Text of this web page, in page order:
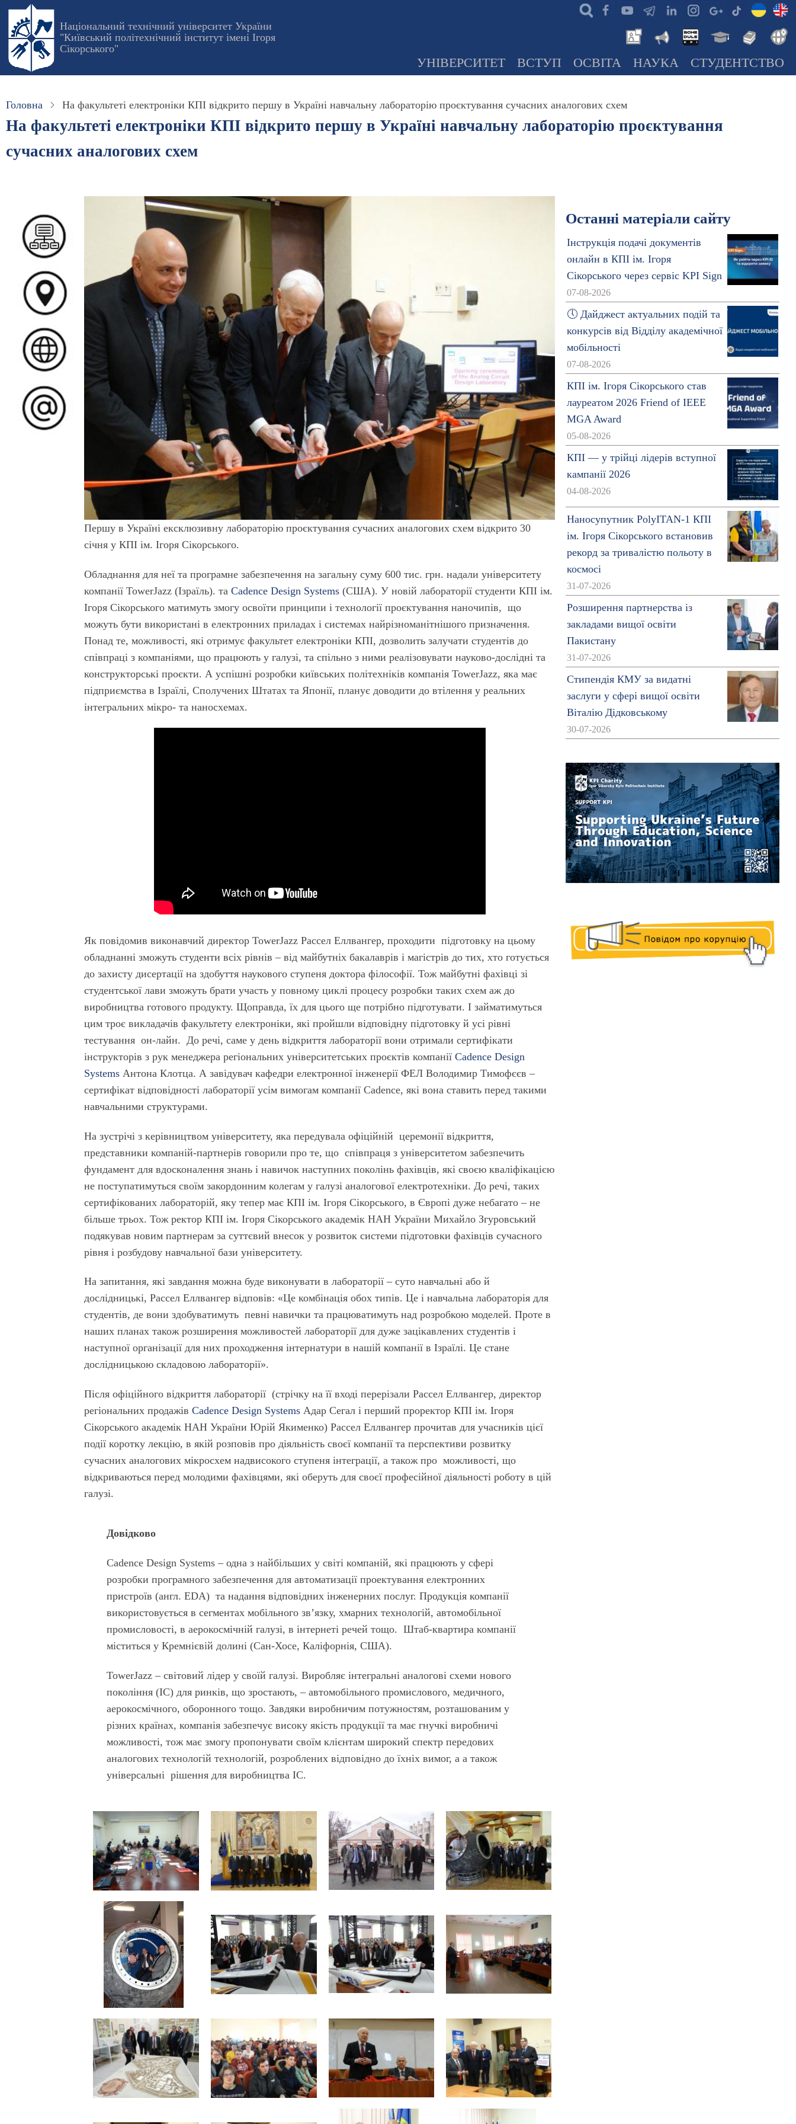
Перейти
основного
вмісту
Національний технічний університет України
"Київський політехнічний інститут імені Ігоря
Сікорського"
УНІВЕРСИТЕТ ВСТУП ОСВІТА НАУКА СТУДЕНТСТВО
Головна На факультеті електроніки КПІ відкрито першу в Україні навчальну лабораторію проєктування сучасних аналогових схем
На факультеті електроніки КПІ відкрито першу в Україні навчальну лабораторію проєктування
сучасних аналогових схем
Першу в Україні ексклюзивну лабораторію проєктування сучасних аналогових схем відкрито 30
січня у КПІ ім. Ігоря Сікорського.
Обладнання для неї та програмне забезпечення на загальну суму 600 тис. грн. надали університету
компанії TowerJazz (Ізраїль). таCadence Design Systems (США). У новій лабораторії студенти КПІ ім.
Ігоря Сікорського матимуть змогу освоїти принципи і технології проєктування наночипів, що
можуть бути використані в електронних приладах і системах найрізноманітнішого призначення.
Понад те, можливості, які отримує факультет електроніки КПІ, дозволить залучати студентів до
співпраці з компаніями, що працюють у галузі, та спільно з ними реалізовувати науково-дослідні та
конструкторські проєкти. А успішні розробки київських політехніків компанія TowerJazz, яка має
підприємства в Ізраїлі, Сполучених Штатах та Японії, планує доводити до втілення у реальних
інтегральних мікро- та наносхемах.
Як повідомив виконавчий директор TowerJazz Рассел Еллвангер, проходити підготовку на цьому
обладнанні зможуть студенти всіх рівнів – від майбутніх бакалаврів і магістрів до тих, хто готується
до захисту дисертації на здобуття наукового ступеня доктора філософії. Тож майбутні фахівці зі
студентської лави зможуть брати участь у повному циклі процесу розробки таких схем аж до
виробництва готового продукту. Щоправда, їх для цього ще потрібно підготувати. І займатимуться
цим троє викладачів факультету електроніки, які пройшли відповідну підготовку й усі рівні
тестування он-лайн. До речі, саме у день відкриття лабораторії вони отримали сертифікати
інструкторів з рук менеджера регіональних університетських проєктів компаніїCadence Design
Systems Антона Клотца. А завідувач кафедри електронної інженерії ФЕЛ Володимир Тимофєєв –
сертифікат відповідності лабораторії усім вимогам компанії Cadence, які вона ставить перед такими
навчальними структурами.
На зустрічі з керівництвом університету, яка передувала офіційній церемонії відкриття,
представники компаній-партнерів говорили про те, що співпраця з університетом забезпечить
фундамент для вдосконалення знань і навичок наступних поколінь фахівців, які своєю кваліфікацією
не поступатимуться своїм закордонним колегам у галузі аналогової електротехніки. До речі, таких
сертифікованих лабораторій, яку тепер має КПІ ім. Ігоря Сікорського, в Європі дуже небагато – не
більше трьох. Тож ректор КПІ ім. Ігоря Сікорського академік НАН України Михайло Згуровський
подякував новим партнерам за суттєвий внесок у розвиток системи підготовки фахівців сучасного
рівня і розбудову навчальної бази університету.
На запитання, які завдання можна буде виконувати в лабораторії – суто навчальні або й
дослідницькі, Рассел Еллвангер відповів: «Це комбінація обох типів. Це і навчальна лабораторія для
студентів, де вони здобуватимуть певні навички та працюватимуть над розробкою моделей. Проте в
наших планах також розширення можливостей лабораторії для дуже зацікавлених студентів і
наступної організації для них проходження інтернатури в нашій компанії в Ізраїлі. Це стане
дослідницькою складовою лабораторії».
Після офіційного відкриття лабораторії (стрічку на її вході перерізали Рассел Еллвангер, директор
регіональних продажівCadence Design Systems Адар Сегал і перший проректор КПІ ім. Ігоря
Сікорського академік НАН України Юрій Якименко) Рассел Еллвангер прочитав для учасників цієї
події коротку лекцію, в якій розповів про діяльність своєї компанії та перспективи розвитку
сучасних аналогових мікросхем надвисокого ступеня інтеграції, а також про можливості, що
відкриваються перед молодими фахівцями, які оберуть для своєї професійної діяльності роботу в цій
галузі.
Довідково
Cadence Design Systems – одна з найбільших у світі компаній, які працюють у сфері
розробки програмного забезпечення для автоматизації проектування електронних
пристроїв (англ. EDA) та надання відповідних інженерних послуг. Продукція компанії
використовується в сегментах мобільного зв’язку, хмарних технологій, автомобільної
промисловості, в аерокосмічній галузі, в інтернеті речей тощо. Штаб-квартира компанії
міститься у Кремнієвій долині (Сан-Хосе, Каліфорнія, США).
TowerJazz – світовий лідер у своїй галузі. Виробляє інтегральні аналогові схеми нового
покоління (ІС) для ринків, що зростають, – автомобільного промислового, медичного,
аерокосмічного, оборонного тощо. Завдяки виробничим потужностям, розташованим у
різних країнах, компанія забезпечує високу якість продукції та має гнучкі виробничі
можливості, тож має змогу пропонувати своїм клієнтам широкий спектр передових
аналогових технологій технологій, розроблених відповідно до їхніх вимог, а а також
універсальні рішення для виробництва ІС.
Останні матеріали сайту
Інструкція подачі документів
онлайн в КПІ ім. Ігоря
Сікорського через сервіс KPI Sign
07-08-2026
🕔 Дайджест актуальних подій та
конкурсів від Відділу академічної
мобільності
07-08-2026
КПІ ім. Ігоря Сікорського став
лауреатом 2026 Friend of IEEE
MGA Award
05-08-2026
КПІ — у трійці лідерів вступної
кампанії 2026
04-08-2026
Наносупутник PolyITAN-1 КПІ
ім. Ігоря Сікорського встановив
рекорд за тривалістю польоту в
космосі
31-07-2026
Розширення партнерства із
закладами вищої освіти
Пакистану
31-07-2026
Стипендія КМУ за видатні
заслуги у сфері вищої освіти
Віталію Дідковському
30-07-2026